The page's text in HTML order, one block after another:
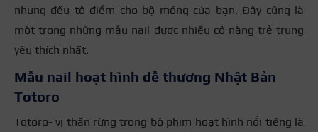
nhưng đều tô điểm cho bộ móng của bạn. Đây cũng là
một trong những mẫu nail được nhiều cô nàng trẻ trung
yêu thích nhất.
Mẫu nail hoạt hình dễ thương Nhật Bản
Totoro
Totoro- vị thần rừng trong bộ phim hoạt hình nổi tiếng là